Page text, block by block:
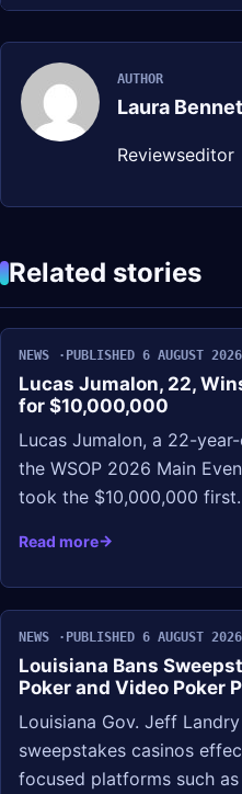
AUTHOR
Laura
Reviewseditor
Related stories
NEWS PUBLISHED 6 AUGUST 2026
Lucas Jumalon, 22,
for $10,000,000
Lucas Jumalon, a 22-
the WSOP 2026 Main
took the $10,000,000
Read more
NEWS PUBLISHED 6 AUGUST 2026
Louisiana Bans
Poker and Video Poker
Louisiana Gov. Jeff
sweepstakes casinos
focused platforms such